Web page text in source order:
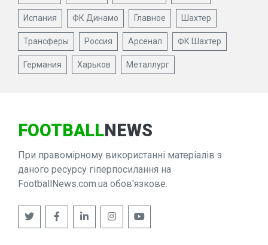
Испания ФК Динамо Главное Шахтер
Трансферы Россия Арсенал ФК Шахтер
Германия Харьков Металлург
FOOTBALLNEWS
При правомірному використанні матеріалів з
даного ресурсу гіперпосилання на
FootballNews.com.ua обов'язкове.